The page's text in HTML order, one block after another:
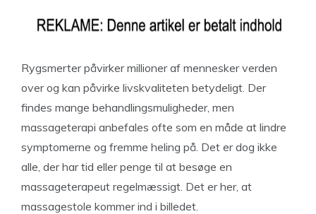
Rygsmerter påvirker millioner af mennesker verden
over og kan påvirke livskvaliteten betydeligt. Der
findes mange behandlingsmuligheder, men
massageterapi anbefales ofte som en måde at lindre
symptomerne og fremme heling på. Det er dog ikke
alle, der har tid eller penge til at besøge en
massageterapeut regelmæssigt. Det er her, at
massagestole kommer ind i billedet.